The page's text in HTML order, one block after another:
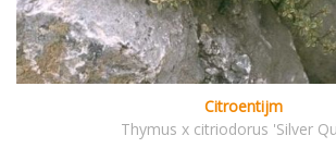
Citroentijm
Thymus x citriodorus 'Silver